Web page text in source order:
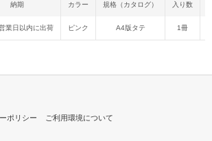
納期 カラー 規格（カタログ） 入り数
業日以内に出荷 ピンク A4版タテ 1冊
ポリシー ご利用環境について